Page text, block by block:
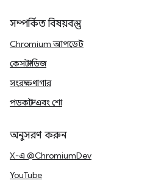
সম্পর্কিত বিষয়বস্তু
Chromium আপডেট
কেস স্টাডিজ
সংরক্ষণাগার
পডকাস্ট এবং শো
অনুসরণ করুন
X-এ @ChromiumDev
YouTube